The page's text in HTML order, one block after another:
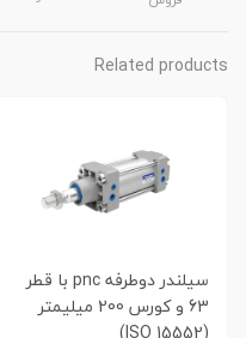
Related products
سیلندر دوطرفه pnc با قطر
63 و کورس 200 میلیمتر